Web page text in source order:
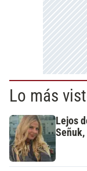
Lo más
Lejos